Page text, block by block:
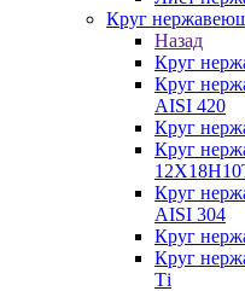
Круг
Назад
Круг
Круг
AISI 420
Круг
Круг
Круг
AISI 304
Круг
Круг
Тi